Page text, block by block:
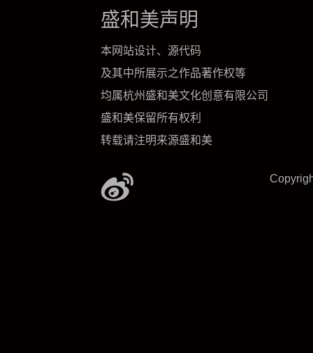
盛和美声明
本网站设计、源代码
及其中所展示之作品著作权等
均属杭州盛和美文化创意有限公司
盛和美保留所有权利
转载请注明来源盛和美